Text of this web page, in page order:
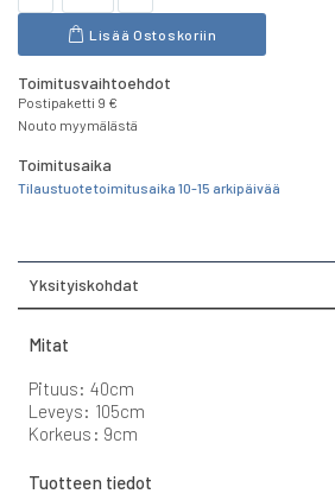
Lisää Ostoskoriin
Toimitusvaihtoehdot
Postipaketti 9 €
Nouto myymälästä
Toimitusaika
Tilaustuote toimitusaika 10-15 arkipäivää
Yksityiskohdat
Mitat
Pituus: 40cm
Leveys: 105cm
Korkeus: 9cm
Tuotteen tiedot